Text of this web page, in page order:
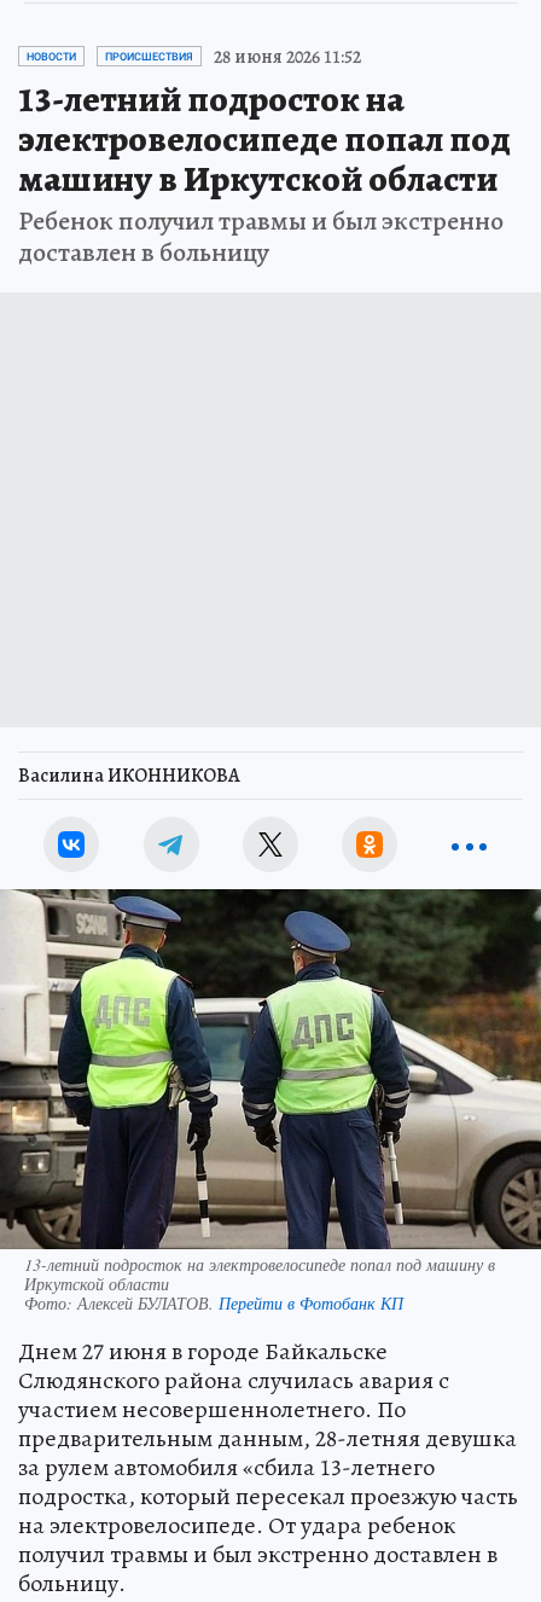
НОВОСТИ ПРОИСШЕСТВИЯ 28 июня 2026 11:52
13-летний подросток на
электровелосипеде попал под
машину в Иркутской области
Ребенок получил травмы и был экстренно
доставлен в больницу
Василина ИКОННИКОВА
13-летний подросток на электровелосипеде попал под машину в
Иркутской области
Фото:Алексей БУЛАТОВ. Перейти в Фотобанк КП
Днем 27 июня в городе Байкальске
Слюдянского района случилась авария с
участием несовершеннолетнего. По
предварительным данным, 28-летняя девушка
за рулем автомобиля «сбила 13-летнего
подростка, который пересекал проезжую часть
на электровелосипеде. От удара ребенок
получил травмы и был экстренно доставлен в
больницу.